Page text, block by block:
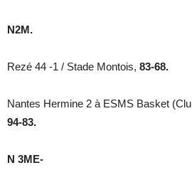
N2M.
Rezé 44 -1 / Stade Montois, 83-68.
Nantes Hermine 2 à ESMS Basket
94-83.
N 3ME-